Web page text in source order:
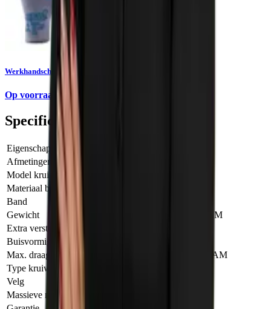
Werkhandschoen Showa Re-Grip | Bundel 10 paar
Op voorraad
Specificaties
Eigenschap
Afmetingen (lxbxh) cm
Model kruiwagen
Materiaal bak
Band
Gewicht
17.80 KILOGRAM
Extra versterkt
Buisvormige bodemversterking bak
Max. draaglast
250.00 KILOGRAM
Type kruiwagen
Velg
Massieve neusversterking